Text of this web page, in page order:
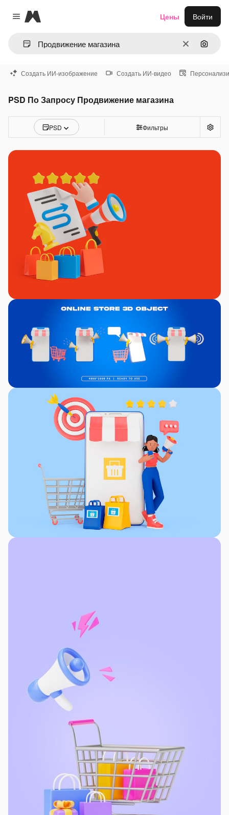
Close menu
Magnific
ОчиститьПоиск
Цены Войти
Создать ИИ-изображение Создать ИИ-видео
PSD По Запросу Продвижение магазина
PSD Фильтры